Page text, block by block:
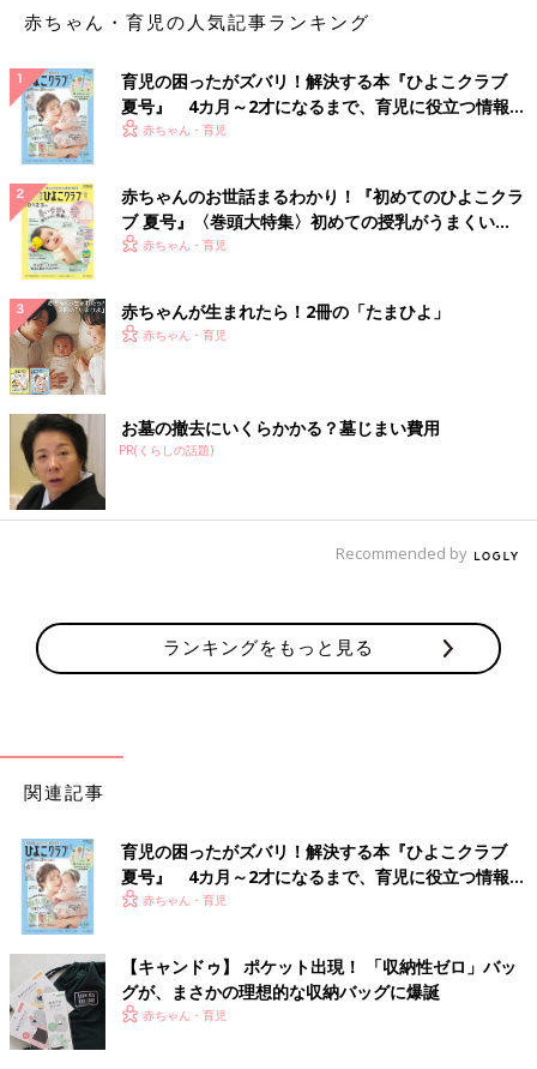
薬を共有できないことがあるため、飲む人ごとにわけて収納する
と飲み間違いを防げます。
薬の収納に役立つ便利グッズ
薬の収納に役立つグッズは一般的な救急箱のほかに、
ップや雑貨屋、ネット通販などで手軽に購入できます。収納棚や
引き出しなど薬の置き場所を決めて、適したサイズの収納ケース
ケースの中に複数の薬が混在すると見づらくなってしまうので、
ジップロックや仕切り板を使って区切りましょう。
赤ちゃん・育児の人気記事ランキング
育児の困ったがズバリ！解決する本『ひよこクラブ
夏号』 4カ月～2才になるまで、育児に役立つ情報が
いっぱい！
赤ちゃん・育児
赤ちゃんのお世話まるわかり！『初めてのひよこクラ
ブ 夏号』〈巻頭大特集〉初めての授乳がうまくい
く！ おっぱい・ミルクの基本と夏のトラブル 解決テ
赤ちゃん・育児
赤ちゃんが生まれたら！2冊の「たまひよ」
赤ちゃん・育児
お墓の撤去にいくらかかる？墓じまい費用
PR(くらしの話題)
Recommended by
ランキングをもっと見る
関連記事
育児の困ったがズバリ！解決する本『ひよこクラブ
夏号』 4カ月～2才になるまで、育児に役立つ情報が
いっぱい！
赤ちゃん・育児
【キャンドゥ】 ポケット出現！ 「収納性ゼロ」バッ
グが、まさかの理想的な収納バッグに爆誕
赤ちゃん・育児